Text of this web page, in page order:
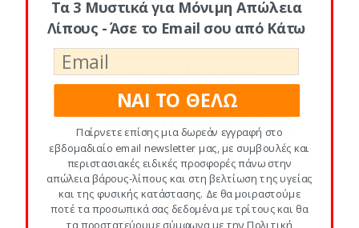
#1: ΤΑ ΠΑΝΤΑ ΓΙΑ ΘΕΡΜΙΔΕΣ ΚΙ
ΥΔΑΤΑΝΘΡΑΚΕΣ,ΕΠΙΛΕΓΜΕΝΑ
Υπολόγισε τις
θερμιδικές σου ανάγκες
και χάσε μισό κιλό τη
βδομάδα!
Τα 3 Μυστικά για Μόνιμη Απώλεια
Λίπους - Άσε το Email σου από Κάτω
ΝΑΙ ΤΟ ΘΕΛΩ
Παίρνετε επίσης μια δωρεάν εγγραφή στο
εβδομαδιαίο email newsletter μας, με συμβουλές και
περιστασιακές ειδικές προσφορές πάνω στην
απώλεια βάρους-λίπους και στη βελτίωση της υγείας
και της φυσικής κατάστασης. Δε θα μοιραστούμε
ποτέ τα προσωπικά σας δεδομένα με τρίτους και θα
τα προστατεύουμε σύμφωνα με την Πολιτική